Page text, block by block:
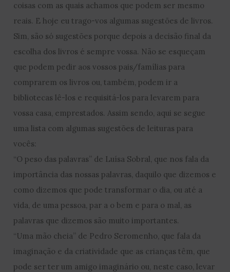
coisas com as quais achamos que podem ser mesmo
reais. E hoje eu trago-vos algumas sugestões de livros.
Sim, são só sugestões porque depois a decisão final da
escolha dos livros é sempre vossa. Não se esqueçam
que podem pedir aos vossos pais/famílias para
comprarem os livros ou, também, podem ir a
bibliotecas lê-los e requisitá-los para levarem para
vossa casa, emprestados. Assim sendo, aqui se segue
uma lista com algumas sugestões de leituras para
vocês:
“O peso das palavras” de Luísa Sobral, que nos fala da
importância das nossas palavras, daquilo que dizemos e
como dizemos que pode transformar o dia, ou até a
vida, de uma pessoa, par a o bem e para o mal, as
palavras que dizemos são muito importantes.
“Uma mão cheia” de Pedro Seromenho, que fala da
imaginação e da criatividade que as crianças têm, que
pode ser ter um amigo imaginário ou, neste caso, levar